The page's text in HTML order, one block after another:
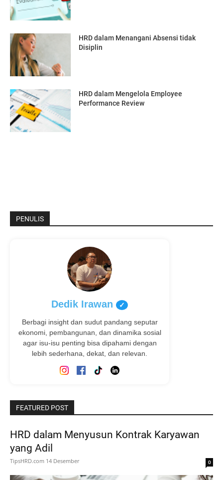
HRD dalam Menangani Absensi tidak
Disiplin
HRD dalam Mengelola Employee
Performance Review
PENULIS
Dedik Irawan ✓
Berbagi insight dan sudut pandang seputar
ekonomi, pembangunan, dan dinamika sosial
agar isu-isu penting bisa dipahami dengan
lebih sederhana, dekat, dan relevan.
FEATURED POST
HRD dalam Menyusun Kontrak Karyawan
yang Adil
TipsHRD.com 14 Desember 0